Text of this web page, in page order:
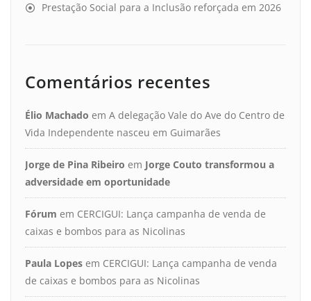
Prestação Social para a Inclusão reforçada em 2026
Comentários recentes
Élio Machado em A delegação Vale do Ave do Centro de
Vida Independente nasceu em Guimarães
Jorge de Pina Ribeiro em Jorge Couto transformou a
adversidade em oportunidade
Fórum em CERCIGUI: Lança campanha de venda de
caixas e bombos para as Nicolinas
Paula Lopes em CERCIGUI: Lança campanha de venda
de caixas e bombos para as Nicolinas